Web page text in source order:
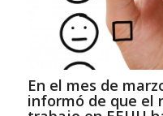
En el mes de
informó de que el